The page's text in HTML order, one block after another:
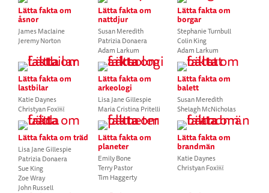
Lätta fakta om
åsnor
James Maclaine
Jeremy Norton
Lätta fakta om
nattdjur
Susan Meredith
Patrizia Donaera
Adam Larkum
Lätta fakta om
borgar
Stephanie Turnbull
Colin King
Adam Larkum
Lätta fakta om
lastbilar
Katie Daynes
Christyan Fox￼
Lätta fakta om
arkeologi
Lisa Jane Gillespie
Maria Cristina Pritelli
Lätta fakta om
balett
Susan Meredith
Shelagh McNicholas
Lätta fakta om träd
Lisa Jane Gillespie
Patrizia Donaera
Sue King
Zoe Wray
John Russell
Lätta fakta om
planeter
Emily Bone
Terry Pastor
Tim Haggerty
Lätta fakta om
brandmän
Katie Daynes
Christyan Fox￼